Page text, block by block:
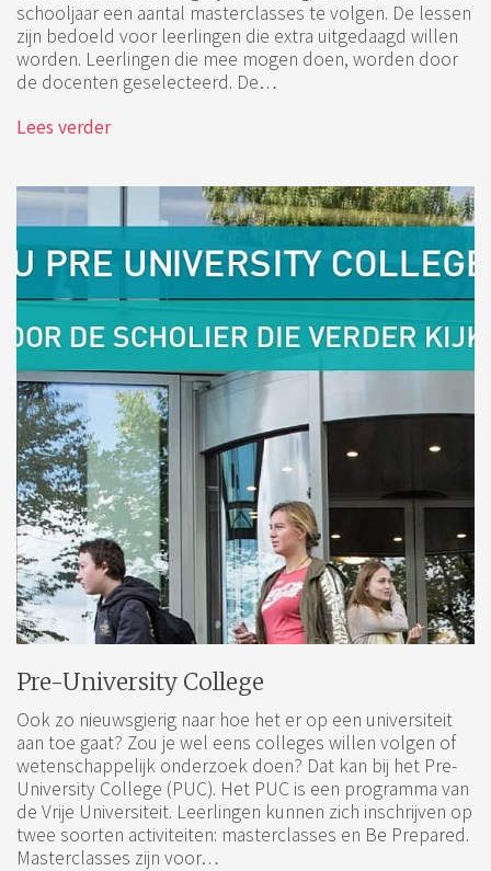
schooljaar een aantal masterclasses te volgen. De lessen
zijn bedoeld voor leerlingen die extra uitgedaagd willen
worden. Leerlingen die mee mogen doen, worden door
de docenten geselecteerd. De…
Lees verder
Pre-University College
Ook zo nieuwsgierig naar hoe het er op een universiteit
aan toe gaat? Zou je wel eens colleges willen volgen of
wetenschappelijk onderzoek doen? Dat kan bij het Pre-
University College (PUC). Het PUC is een programma van
de Vrije Universiteit. Leerlingen kunnen zich inschrijven op
twee soorten activiteiten: masterclasses en Be Prepared.
Masterclasses zijn voor…